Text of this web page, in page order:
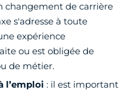
changement de carrière
s'adresse à toute
expérience
ou est obligée de
de métier.
l’emploi : il est important